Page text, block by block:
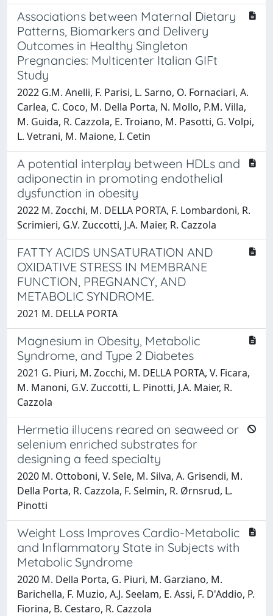
Associations between Maternal Dietary
Patterns, Biomarkers and Delivery
Outcomes in Healthy Singleton
Pregnancies: Multicenter Italian GIFt
Study
2022 G.M. Anelli, F. Parisi, L. Sarno, O. Fornaciari, A.
Carlea, C. Coco, M. Della Porta, N. Mollo, P.M. Villa,
M. Guida, R. Cazzola, E. Troiano, M. Pasotti, G. Volpi,
L. Vetrani, M. Maione, I. Cetin
A potential interplay between HDLs and
adiponectin in promoting endothelial
dysfunction in obesity
2022 M. Zocchi, M. DELLA PORTA, F. Lombardoni, R.
Scrimieri, G.V. Zuccotti, J.A. Maier, R. Cazzola
FATTY ACIDS UNSATURATION AND
OXIDATIVE STRESS IN MEMBRANE
FUNCTION, PREGNANCY, AND
METABOLIC SYNDROME.
2021 M. DELLA PORTA
Magnesium in Obesity, Metabolic
Syndrome, and Type 2 Diabetes
2021 G. Piuri, M. Zocchi, M. DELLA PORTA, V. Ficara,
M. Manoni, G.V. Zuccotti, L. Pinotti, J.A. Maier, R.
Cazzola
Hermetia illucens reared on seaweed or
selenium enriched substrates for
designing a feed specialty
2020 M. Ottoboni, V. Sele, M. Silva, A. Grisendi, M.
Della Porta, R. Cazzola, F. Selmin, R. Ørnsrud, L.
Pinotti
Weight Loss Improves Cardio-Metabolic
and Inflammatory State in Subjects with
Metabolic Syndrome
2020 M. Della Porta, G. Piuri, M. Garziano, M.
Barichella, F. Muzio, A.J. Seelam, E. Assi, F. D'Addio, P.
Fiorina, B. Cestaro, R. Cazzola